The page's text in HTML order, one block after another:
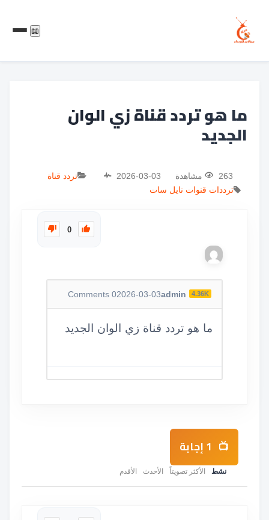
📖
ما هو تردد قناة زي الوان
الجديد
263 مشاهدة 2026-03-03
تردد قناة
ترددات قنوات نايل سات
0
admin 4.36K
2026-03-03
0
ما هو تردد قناة زي الوان الجديد
1إجابة
نشط الأكثر تصويتاً الأحدث الأقدم